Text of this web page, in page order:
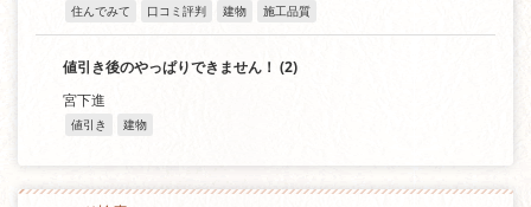
住んでみて 口コミ評判 建物 施工品質
値引き後のやっぱりできません！ (2)
宮下進
値引き 建物